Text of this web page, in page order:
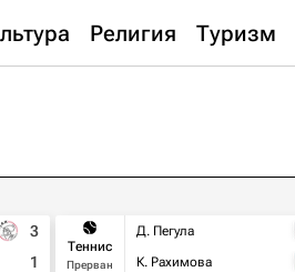
Религия Туризм
3
1
Теннис
Прерван
Д. Пегула
К. Рахимова